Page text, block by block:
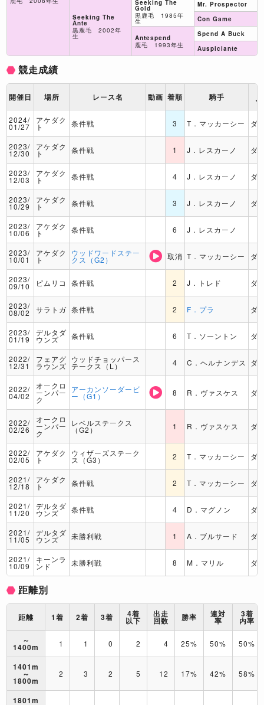
Seeking The
Ante
黒鹿毛 2002年
生
Seeking The
Gold
黒鹿毛 1985年
生
Antespend
鹿毛 1993年生
Mr. Prospector
Con Game
Spend A Buck
Auspiciante
競走成績
開催日 場所 レース名 動画 着順 騎手
2024/
01/27
アケダク
ト 条件戦 3 T．マッカーシー ダ
2023/
12/30
アケダク
ト 条件戦 1 J．レスカーノ ダ
2023/
12/03
アケダク
ト 条件戦 4 J．レスカーノ ダ
2023/
10/29
アケダク
ト 条件戦 3 J．レスカーノ ダ
2023/
10/06
アケダク
ト 条件戦 6 J．レスカーノ
2023/
10/01
アケダク
ト
ウッドワードステー
クス（G2） 取消 T．マッカーシー ダ
2023/
09/10 ピムリコ 条件戦 2 J．トレド ダ
2023/
08/02 サラトガ 条件戦 2 F．プラ ダ
2023/
01/19
デルタダ
ウンズ 条件戦 6 T．ソーントン ダ
2022/
12/31
フェアグ
ラウンズ
ウッドチョッパース
テークス（L） 4 C．ヘルナンデス ダ
2022/
04/02
オークロ
ーンパー
ク
アーカンソーダービ
ー（G1） 8 R．ヴァスケス ダ
2022/
02/26
オークロ
ーンパー
ク
レベルステークス
（G2） 1 R．ヴァスケス ダ
2022/
02/05
アケダク
ト
ウィザーズステーク
ス（G3） 2 T．マッカーシー ダ
2021/
12/18
アケダク
ト 条件戦 2 T．マッカーシー ダ
2021/
11/20
デルタダ
ウンズ 条件戦 4 D．マグノン ダ
2021/
11/05
デルタダ
ウンズ 未勝利戦 1 A．ブルサード ダ
2021/
10/09
キーンラ
ンド 未勝利戦 8 M．マリル ダ
距離別
距離 1着 2着 3着 4着
以下
出走
回数 勝率 連対
率
3着
内率
～
1400m 1 1 0 2 4 25% 50% 50%
1401m
～
1800m
2 3 2 5 12 17% 42% 58%
1801m